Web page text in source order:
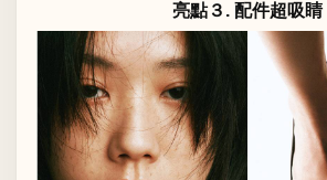
亮點３. 配件超吸睛